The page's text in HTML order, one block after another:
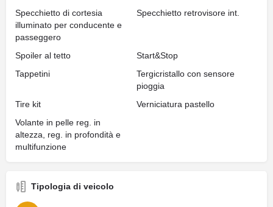
Specchietto di cortesia
illuminato per conducente e
passeggero
Specchietto retrovisore int.
Spoiler al tetto
Start&Stop
Tappetini
Tergicristallo con sensore
pioggia
Tire kit
Verniciatura pastello
Volante in pelle reg. in
altezza, reg. in profondità e
multifunzione
Tipologia di veicolo